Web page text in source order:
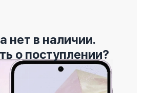
нет в наличии.
о поступлении?